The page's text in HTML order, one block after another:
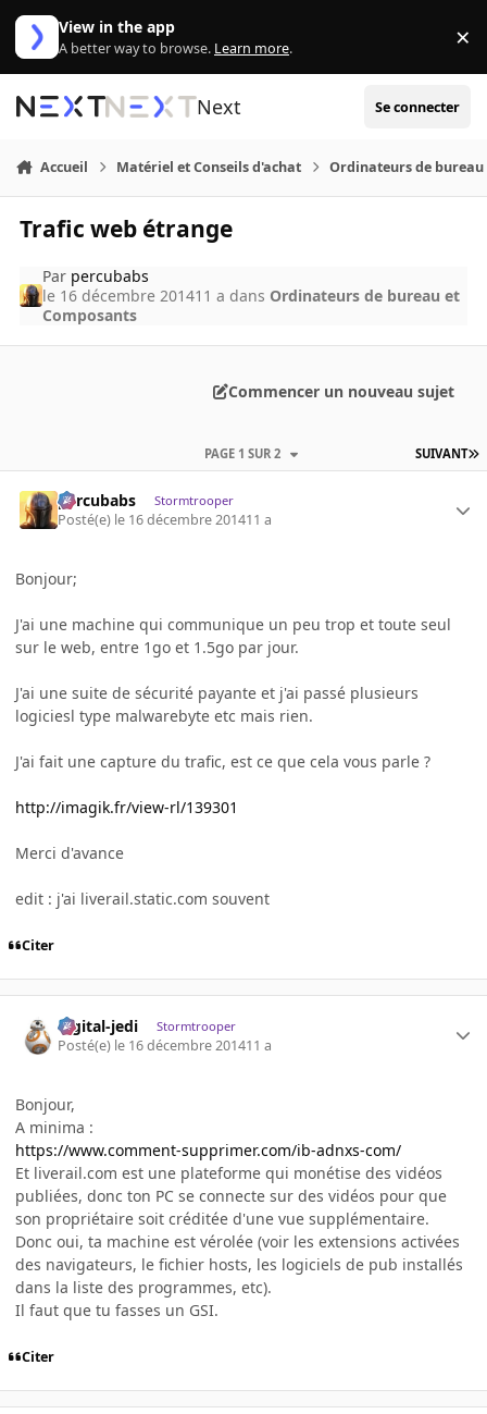
Aller au contenu
View in the app
A better way to browse. Learn more. ×
Next Se connecter
Accueil Matériel et Conseils d'achat Ordinateurs de bureau
Trafic web étrange
Par percubabs
le 16 décembre 201411 a dans Ordinateurs de bureau et
Composants
Commencer un nouveau sujet
SUIVANT
PAGE 1 SUR 2
percubabs Stormtrooper
Posté(e) le 16 décembre 201411 a
Bonjour;
J'ai une machine qui communique un peu trop et toute seul
sur le web, entre 1go et 1.5go par jour.
J'ai une suite de sécurité payante et j'ai passé plusieurs
logiciesl type malwarebyte etc mais rien.
J'ai fait une capture du trafic, est ce que cela vous parle ?
http://imagik.fr/view-rl/139301
Merci d'avance
edit : j'ai liverail.static.com souvent
Citer
digital-jedi Stormtrooper
Posté(e) le 16 décembre 201411 a
Bonjour,
A minima :
https://www.comment-supprimer.com/ib-adnxs-com/
Et liverail.com est une plateforme qui monétise des vidéos
publiées, donc ton PC se connecte sur des vidéos pour que
son propriétaire soit créditée d'une vue supplémentaire.
Donc oui, ta machine est vérolée (voir les extensions activées
des navigateurs, le fichier hosts, les logiciels de pub installés
dans la liste des programmes, etc).
Il faut que tu fasses un GSI.
Citer